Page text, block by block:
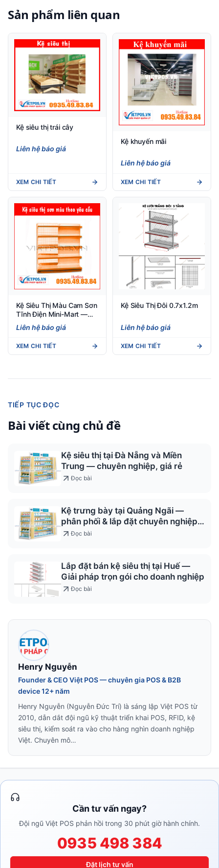
Sản phẩm liên quan
Kệ siêu thị trái cây
Liên hệ báo giá
XEM CHI TIẾT
Kệ khuyến mãi
Liên hệ báo giá
XEM CHI TIẾT
Kệ Siêu Thị Màu Cam Sơn
Tĩnh Điện Mini-Mart —
Giá Xưởng Từ 890K, Bảo
Hành 3 Năm
Liên hệ báo giá
XEM CHI TIẾT
Kệ Siêu Thị Đôi 0.7x1.2m
Liên hệ báo giá
XEM CHI TIẾT
TIẾP TỤC ĐỌC
Bài viết cùng chủ đề
Kệ siêu thị tại Đà Nẵng và Miền
Trung — chuyên nghiệp, giá rẻ
Đọc bài
Kệ trưng bày tại Quảng Ngãi —
phân phối & lắp đặt chuyên nghiệp
2026
Đọc bài
Lắp đặt bán kệ siêu thị tại Huế —
Giải pháp trọn gói cho doanh nghiệp
Đọc bài
Henry Nguyễn
Founder & CEO Việt POS — chuyên gia POS & B2B
device 12+ năm
Henry Nguyễn (Nguyễn Đức Trí) là sáng lập Việt POS từ
2010, dẫn dắt đội ngũ kỹ thuật triển khai POS, RFID, kệ
siêu thị, kiểm soát ra vào cho hàng nghìn doanh nghiệp
Việt. Chuyên mô…
Cần tư vấn ngay?
Đội ngũ Việt POS phản hồi trong 30 phút giờ hành chính.
0935 498 384
Đặt lịch tư vấn